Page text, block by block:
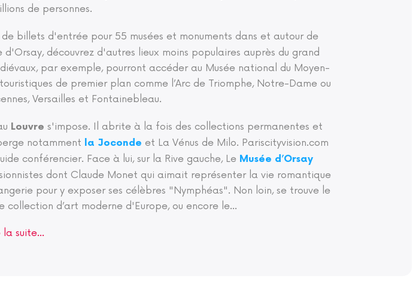
de personnes.
billets d'entrée pour 55 musées et monuments dans et autour de
découvrez d'autres lieux moins populaires auprès du grand
par exemple, pourront accéder au Musée national du Moyen-
de premier plan comme l’Arc de Triomphe, Notre-Dame ou
Versailles et Fontainebleau.
Louvre s'impose. Il abrite à la fois des collections permanentes et
notamment
la Joconde et La Vénus de Milo. Pariscityvision.com
conférencier. Face à lui, sur la Rive gauche, Le Musée d’Orsay
dont Claude Monet qui aimait représenter la vie romantique
pour y exposer ses célèbres "Nymphéas". Non loin, se trouve le
collection d’art moderne d'Europe, ou encore le...
la suite...